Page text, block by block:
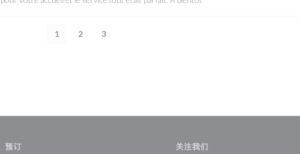
1 2 3
预订 关注我们